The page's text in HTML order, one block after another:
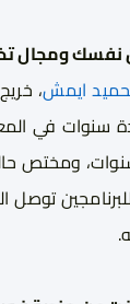
نفسك ومجال
ايمش،
سنوات في
توصل
.